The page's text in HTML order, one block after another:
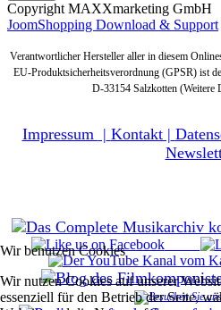
Copyright MAXXmarketing GmbH
JoomShopping Download & Support
Verantwortlicher Hersteller aller in diesem
EU-Produktsicherheitsverordnung (GPSR) ist
D-33154 Salzkotten (Weitere
Impressum | Kontakt |
Wir benutzen Cookies
Wir nutzen Cookies auf unserer
essenziell für den Betrieb der Seite,